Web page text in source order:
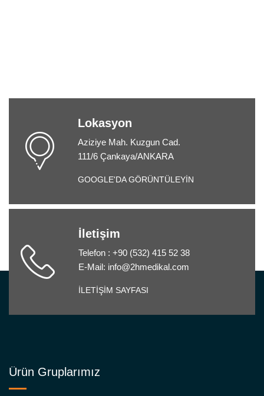
Lokasyon
Aziziye Mah. Kuzgun Cad.
111/6 Çankaya/ANKARA
GOOGLE'DA GÖRÜNTÜLEYİN
İletişim
Telefon : +90 (532) 415 52 38
E-Mail: info@2hmedikal.com
İLETİŞİM SAYFASI
Ürün Gruplarımız